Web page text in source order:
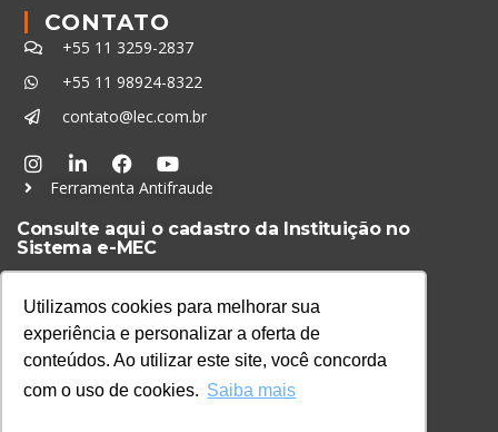
Utilizamos cookies para melhorar sua
experiência e personalizar a oferta de
conteúdos. Ao utilizar este site, você concorda
com o uso de cookies. Saiba mais
CONTATO
+55 11 3259-2837
+55 11 98924-8322
contato@lec.com.br
Ferramenta Antifraude
Consulte aqui o cadastro da Instituição no
Sistema e-MEC